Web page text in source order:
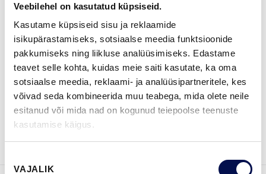
Veebilehel on kasutatud küpsiseid.
Kasutame küpsiseid sisu ja reklaamide
isikupärastamiseks, sotsiaalse meedia funktsioonide
pakkumiseks ning liikluse analüüsimiseks. Edastame
teavet selle kohta, kuidas meie saiti kasutate, ka oma
sotsiaalse meedia, reklaami- ja analüüsipartneritele, kes
võivad seda kombineerida muu teabega, mida olete neile
esitanud või mida nad on kogunud teiepoolse teenuste
kasutamise käigus.
valik
VAJALIK
LEIA EDASIMÜÜJA
VAATA
BROŠÜÜRE
Võta meiega